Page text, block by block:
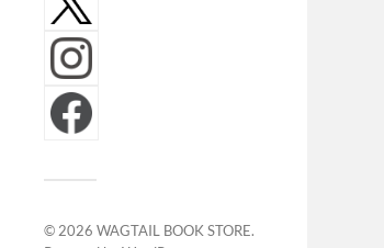
© 2026 WAGTAIL BOOK STORE.